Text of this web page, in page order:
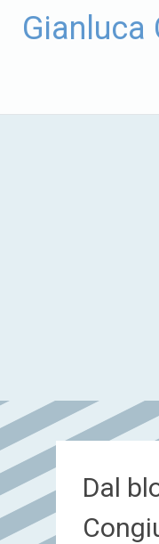
Gianluca
Dal